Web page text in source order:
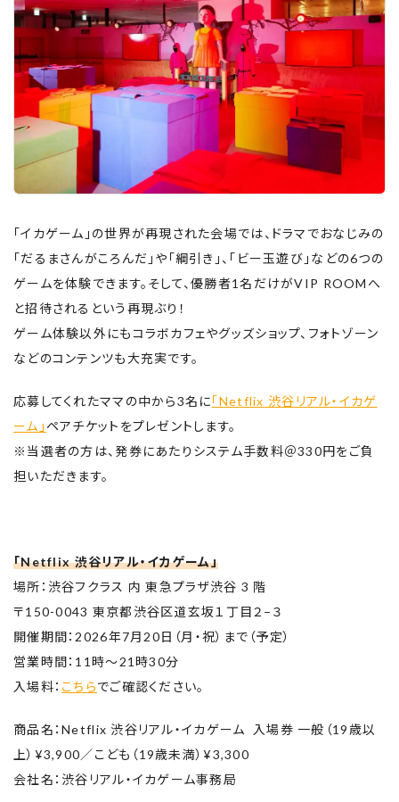
「イカゲーム」の世界が再現された会場では、ドラマでおなじみの
「だるまさんがころんだ」や「綱引き」、「ビー玉遊び」などの6つの
ゲームを体験できます。そして、優勝者1名だけがVIP ROOMへ
と招待されるという再現ぶり！
ゲーム体験以外にもコラボカフェやグッズショップ、フォトゾーン
などのコンテンツも大充実です。
応募してくれたママの中から3名に「Netflix 渋谷リアル・イカゲ
ーム」 ペアチケットをプレゼントします。
※当選者の方は、発券にあたりシステム手数料＠330円をご負
担いただきます。
「Netflix 渋谷リアル・イカゲーム」
場所：渋⾕フクラス 内 東急プラザ渋⾕ 3 階
〒150-0043 東京都渋谷区道玄坂１丁目２−３
開催期間：2026年7月20日（月・祝）まで（予定）
営業時間：11時～21時30分
入場料： こちらでご確認ください。
商品名：Netflix 渋谷リアル・イカゲーム 入場券 一般（19歳以
上）¥3,900／こども（19歳未満）¥3,300
会社名：渋谷リアル・イカゲーム事務局